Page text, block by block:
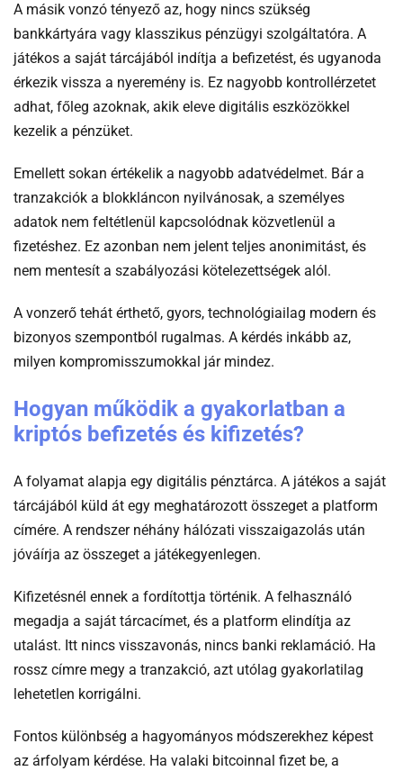
A másik vonzó tényező az, hogy nincs szükség
bankkártyára vagy klasszikus pénzügyi szolgáltatóra. A
játékos a saját tárcájából indítja a befizetést, és ugyanoda
érkezik vissza a nyeremény is. Ez nagyobb kontrollérzetet
adhat, főleg azoknak, akik eleve digitális eszközökkel
kezelik a pénzüket.
Emellett sokan értékelik a nagyobb adatvédelmet. Bár a
tranzakciók a blokkláncon nyilvánosak, a személyes
adatok nem feltétlenül kapcsolódnak közvetlenül a
fizetéshez. Ez azonban nem jelent teljes anonimitást, és
nem mentesít a szabályozási kötelezettségek alól.
A vonzerő tehát érthető, gyors, technológiailag modern és
bizonyos szempontból rugalmas. A kérdés inkább az,
milyen kompromisszumokkal jár mindez.
Hogyan működik a gyakorlatban a
kriptós befizetés és kifizetés?
A folyamat alapja egy digitális pénztárca. A játékos a saját
tárcájából küld át egy meghatározott összeget a platform
címére. A rendszer néhány hálózati visszaigazolás után
jóváírja az összeget a játékegyenlegen.
Kifizetésnél ennek a fordítottja történik. A felhasználó
megadja a saját tárcacímet, és a platform elindítja az
utalást. Itt nincs visszavonás, nincs banki reklamáció. Ha
rossz címre megy a tranzakció, azt utólag gyakorlatilag
lehetetlen korrigálni.
Fontos különbség a hagyományos módszerekhez képest
az árfolyam kérdése. Ha valaki bitcoinnal fizet be, a